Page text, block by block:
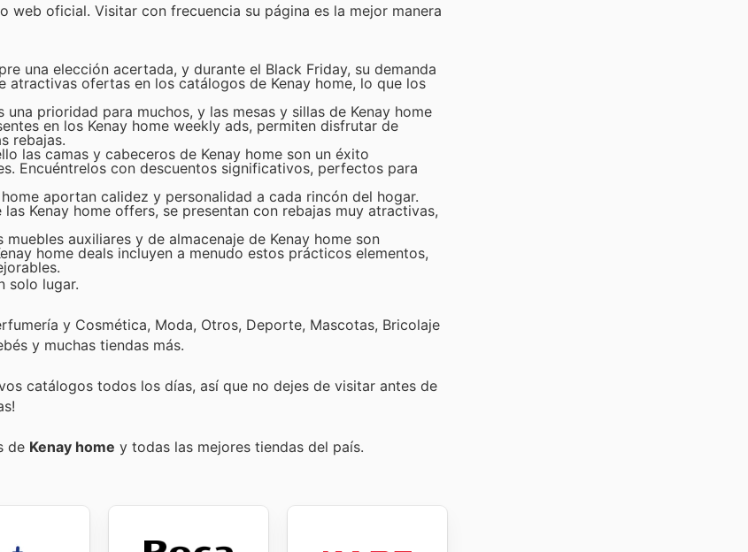
oficial. Visitar con frecuencia su página es la mejor manera
una elección acertada, y durante el Black Friday, su demanda
ofertas en los catálogos de Kenay home, lo que los
una prioridad para muchos, y las mesas y sillas de Kenay home
en los Kenay home weekly ads, permiten disfrutar de
rebajas.
las camas y cabeceros de Kenay home son un éxito
Encuéntrelos con descuentos significativos, perfectos para
aportan calidez y personalidad a cada rincón del hogar.
Kenay home offers, se presentan con rebajas muy atractivas,
muebles auxiliares y de almacenaje de Kenay home son
home deals incluyen a menudo estos prácticos elementos,
solo lugar.
y Cosmética, Moda, Otros, Deporte, Mascotas, Bricolaje
y muchas tiendas más.
catálogos todos los días, así que no dejes de visitar antes de
de Kenay home y todas las mejores tiendas del país.